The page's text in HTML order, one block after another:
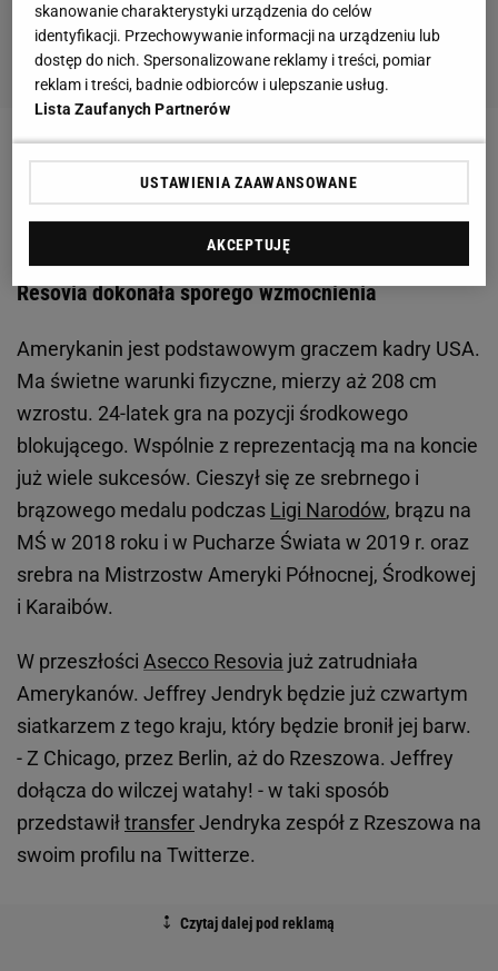
Zobacz wideoVital Heynen: "To niesamowite, że
cały kraj nam pomaga".
Kolejny siatkarz z USA zagra w PlusLidze. Asecco
Resovia dokonała sporego wzmocnienia
Amerykanin jest podstawowym graczem kadry USA.
Ma świetne warunki fizyczne, mierzy aż 208 cm
wzrostu. 24-latek gra na pozycji środkowego
blokującego. Wspólnie z reprezentacją ma na koncie
już wiele sukcesów. Cieszył się ze srebrnego i
brązowego medalu podczas Ligi Narodów, brązu na
MŚ w 2018 roku i w Pucharze Świata w 2019 r. oraz
srebra na Mistrzostw Ameryki Północnej, Środkowej
i Karaibów.
W przeszłości Asecco Resovia już zatrudniała
Amerykanów. Jeffrey Jendryk będzie już czwartym
siatkarzem z tego kraju, który będzie bronił jej barw.
- Z Chicago, przez Berlin, aż do Rzeszowa. Jeffrey
dołącza do wilczej watahy! - w taki sposób
przedstawiłtransferJendryka zespół z Rzeszowa na
swoim profilu na Twitterze.
skanowanie charakterystyki urządzenia do celów
identyfikacji. Przechowywanie informacji na urządzeniu lub
dostęp do nich. Spersonalizowane reklamy i treści, pomiar
reklam i treści, badnie odbiorców i ulepszanie usług.
Lista Zaufanych Partnerów
USTAWIENIA ZAAWANSOWANE
AKCEPTUJĘ